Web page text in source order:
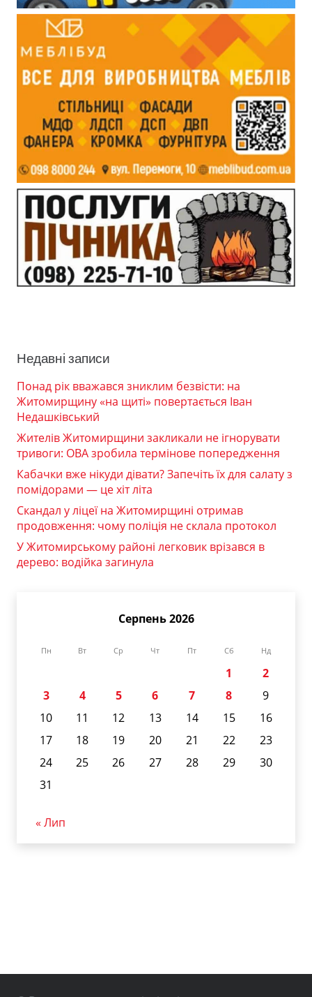
Недавні записи
Понад рік вважався зниклим безвісти: на
Житомирщину «на щиті» повертається Іван
Недашківський
Жителів Житомирщини закликали не ігнорувати
тривоги: ОВА зробила термінове попередження
Кабачки вже нікуди дівати? Запечіть їх для салату з
помідорами — це хіт літа
Скандал у ліцеї на Житомирщині отримав
продовження: чому поліція не склала протокол
У Житомирському районі легковик врізався в
дерево: водійка загинула
Серпень 2026
Пн Вт Ср Чт Пт Сб Нд
1
2
3
4 5 6 7 8
9
10
11 12 13 14 15
16
17
18 19 20 21 22
23
24
25 26 27 28 29
30
31
« Лип